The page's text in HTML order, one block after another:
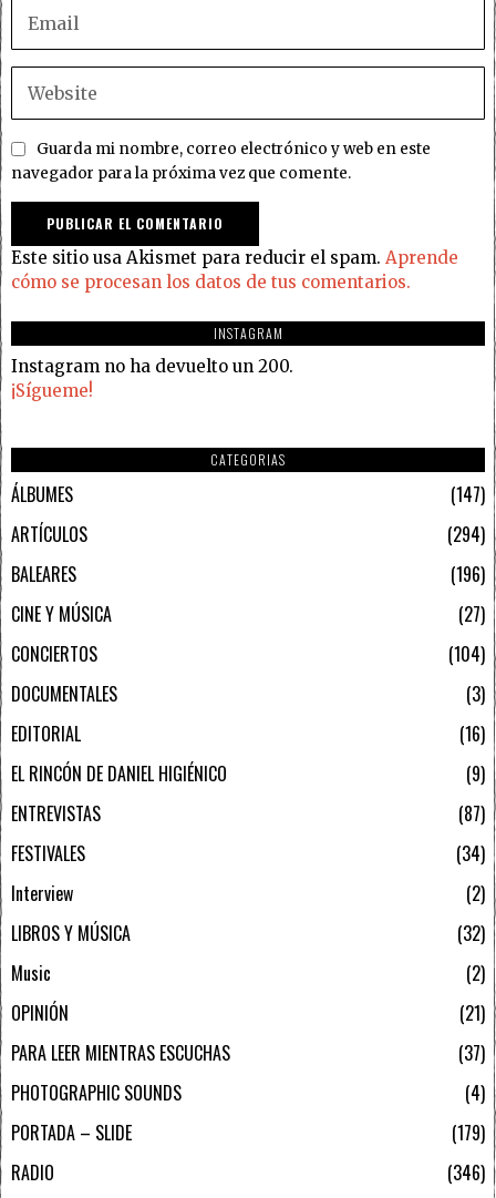
Guarda mi nombre, correo electrónico y web en este
navegador para la próxima vez que comente.
Este sitio usa Akismet para reducir el spam. Aprende
cómo se procesan los datos de tus comentarios.
INSTAGRAM
Instagram no ha devuelto un 200.
¡Sígueme!
CATEGORIAS
ÁLBUMES
147
ARTÍCULOS
294
BALEARES
196
CINE Y MÚSICA
27
CONCIERTOS
104
DOCUMENTALES
3
EDITORIAL
16
EL RINCÓN DE DANIEL HIGIÉNICO
9
ENTREVISTAS
87
FESTIVALES
34
Interview
2
LIBROS Y MÚSICA
32
Music
2
OPINIÓN
21
PARA LEER MIENTRAS ESCUCHAS
37
PHOTOGRAPHIC SOUNDS
4
PORTADA – SLIDE
179
RADIO
346